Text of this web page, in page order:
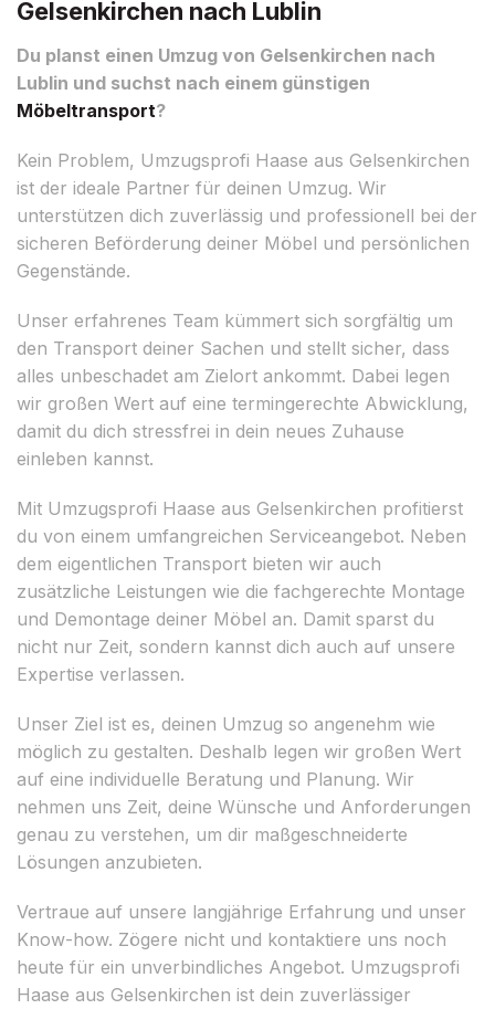
Gelsenkirchen nach Lublin
Du planst einen Umzug von Gelsenkirchen nach
Lublin und suchst nach einem günstigen
Möbeltransport?
Kein Problem, Umzugsprofi Haase aus Gelsenkirchen
ist der ideale Partner für deinen Umzug. Wir
unterstützen dich zuverlässig und professionell bei der
sicheren Beförderung deiner Möbel und persönlichen
Gegenstände.
Unser erfahrenes Team kümmert sich sorgfältig um
den Transport deiner Sachen und stellt sicher, dass
alles unbeschadet am Zielort ankommt. Dabei legen
wir großen Wert auf eine termingerechte Abwicklung,
damit du dich stressfrei in dein neues Zuhause
einleben kannst.
Mit Umzugsprofi Haase aus Gelsenkirchen profitierst
du von einem umfangreichen Serviceangebot. Neben
dem eigentlichen Transport bieten wir auch
zusätzliche Leistungen wie die fachgerechte Montage
und Demontage deiner Möbel an. Damit sparst du
nicht nur Zeit, sondern kannst dich auch auf unsere
Expertise verlassen.
Unser Ziel ist es, deinen Umzug so angenehm wie
möglich zu gestalten. Deshalb legen wir großen Wert
auf eine individuelle Beratung und Planung. Wir
nehmen uns Zeit, deine Wünsche und Anforderungen
genau zu verstehen, um dir maßgeschneiderte
Lösungen anzubieten.
Vertraue auf unsere langjährige Erfahrung und unser
Know-how. Zögere nicht und kontaktiere uns noch
heute für ein unverbindliches Angebot. Umzugsprofi
Haase aus Gelsenkirchen ist dein zuverlässiger